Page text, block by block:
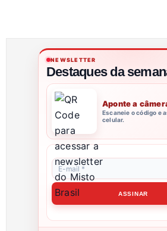
NEWSLETTER
Destaques da
Aponte a
Escaneie o código e
celular.